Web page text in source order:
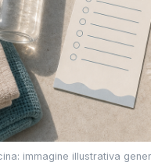
immagine illustrativa